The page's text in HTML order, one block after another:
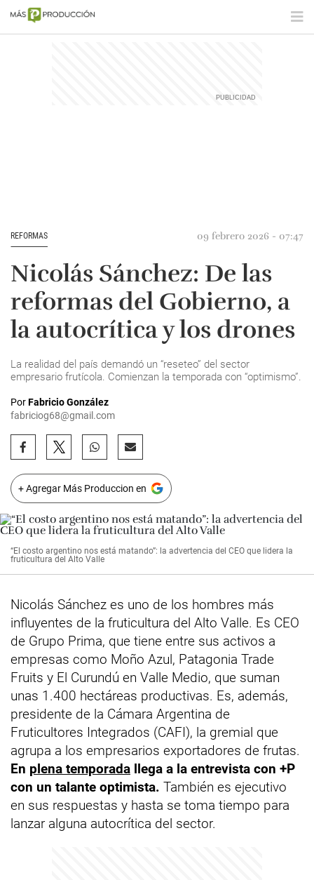
REFORMAS 09 febrero 2026 - 07:47
Nicolás Sánchez: De las
reformas del Gobierno, a
la autocrítica y los drones
La realidad del país demandó un “reseteo” del sector
empresario frutícola. Comienzan la temporada con “optimismo”.
PorFabricio González
fabriciog68@gmail.com
+ Agregar Más Produccion en
“El costo argentino nos está matando”: la advertencia del CEO que lidera la
fruticultura del Alto Valle
Nicolás Sánchez es uno de los hombres más
influyentes de la fruticultura del Alto Valle. Es CEO
de Grupo Prima, que tiene entre sus activos a
empresas como Moño Azul, Patagonia Trade
Fruits y El Curundú en Valle Medio, que suman
unas 1.400 hectáreas productivas. Es, además,
presidente de la Cámara Argentina de
Fruticultores Integrados (CAFI), la gremial que
agrupa a los empresarios exportadores de frutas.
En plena temporada llega a la entrevista con +P
con un talante optimista. También es ejecutivo
en sus respuestas y hasta se toma tiempo para
lanzar alguna autocrítica del sector.